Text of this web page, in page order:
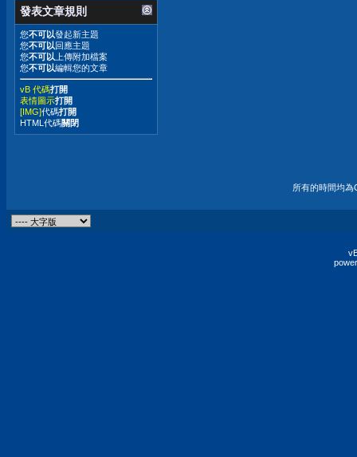
發表文章規則
您不可以發起新主題
您不可以回應主題
您不可以 上傳附加檔案
您不可以編輯您的文章
vB 代碼打開
表情圖示打開
[IMG]代碼打開
HTML代碼關閉
所有的時間均為